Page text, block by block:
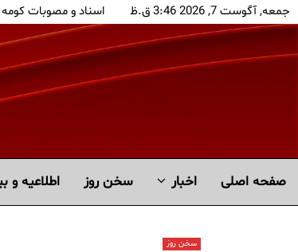
جمعه, آگوست 7, 2026 3:46 ق.ظ اسناد و مصوبات
صفحه اصلی اخبار سخن روز اطلاعیه و
سخن روز